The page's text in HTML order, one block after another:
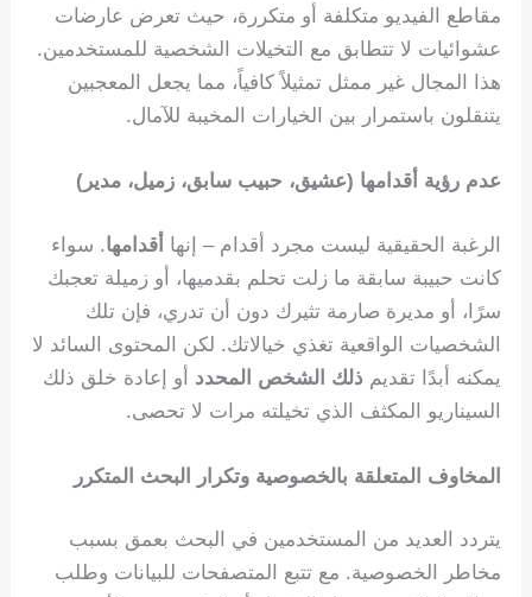
مقاطع الفيديو متكلفة أو متكررة، حيث تعرض عارضات
عشوائيات لا تتطابق مع التخيلات الشخصية للمستخدمين.
هذا المجال غير ممثل تمثيلاً كافياً، مما يجعل المعجبين
يتنقلون باستمرار بين الخيارات المخيبة للآمال.
عدم رؤية أقدامها (عشيق، حبيب سابق، زميل، مدير)
الرغبة الحقيقية ليست مجرد أقدام – إنها أقدامها. سواء
كانت حبيبة سابقة ما زلت تحلم بقدميها، أو زميلة تعجبك
سرًا، أو مديرة صارمة تثيرك دون أن تدري، فإن تلك
الشخصيات الواقعية تغذي خيالاتك. لكن المحتوى السائد لا
يمكنه أبدًا تقديمذلك الشخص المحدد أو إعادة خلق ذلك
السيناريو المكثف الذي تخيلته مرات لا تحصى.
المخاوف المتعلقة بالخصوصية وتكرار البحث المتكرر
يتردد العديد من المستخدمين في البحث بعمق بسبب
مخاطر الخصوصية. مع تتبع المتصفحات للبيانات وطلب